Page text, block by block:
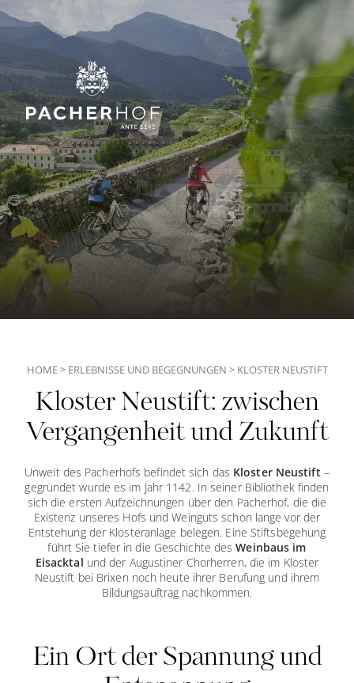
HOME> ERLEBNISSE UND BEGEGNUNGEN > KLOSTER NEUSTIFT
Kloster Neustift: zwischen
Vergangenheit und Zukunft
Unweit des Pacherhofs befindet sich das Kloster Neustift –
gegründet wurde es im Jahr 1142. In seiner Bibliothek finden
sich die ersten Aufzeichnungen über den Pacherhof, die die
Existenz unseres Hofs und Weinguts schon lange vor der
Entstehung der Klosteranlage belegen. Eine Stiftsbegehung
führt Sie tiefer in die Geschichte desWeinbaus im
Eisacktal und der Augustiner Chorherren, die im Kloster
Neustift bei Brixen noch heute ihrer Berufung und ihrem
Bildungsauftrag nachkommen.
Ein Ort der Spannung und